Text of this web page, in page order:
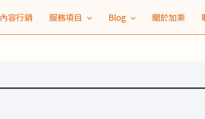
內容行銷 服務項目 Blog 關於加乘